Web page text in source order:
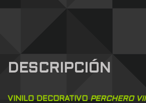
DESCRIPCIÓN
VINILO DECORATIVOPERCHERO